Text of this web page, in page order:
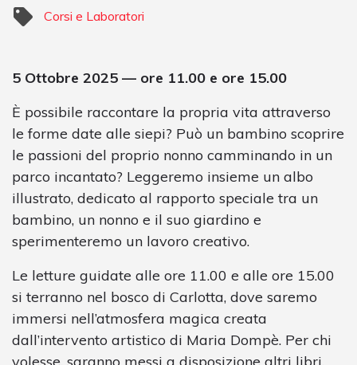
Corsi e Laboratori
5 Ottobre 2025 — ore 11.00 e ore 15.00
È possibile raccontare la propria vita attraverso
le forme date alle siepi? Può un bambino scoprire
le passioni del proprio nonno camminando in un
parco incantato? Leggeremo insieme un albo
illustrato, dedicato al rapporto speciale tra un
bambino, un nonno e il suo giardino e
sperimenteremo un lavoro creativo.
Le letture guidate alle ore 11.00 e alle ore 15.00
si terranno nel bosco di Carlotta, dove saremo
immersi nell’atmosfera magica creata
dall’intervento artistico di Maria Dompè. Per chi
volesse, saranno messi a disposizione altri libri,